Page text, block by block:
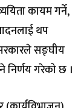
कायम गर्ने,
थप
सङ्घीय
निर्णय गरेको छ ।